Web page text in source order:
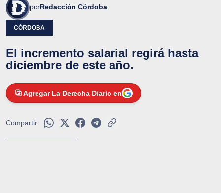
porRedacción Córdoba
CÓRDOBA
El incremento salarial regirá hasta
diciembre de este año.
Agregar La Derecha Diario en
Compartir: